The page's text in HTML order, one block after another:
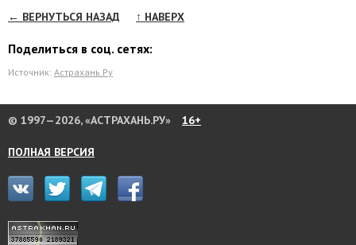
← ВЕРНУТЬСЯ НАЗАД ↑ НАВЕРХ
Поделиться в соц. сетях:
Источник: Астрахань.Ру
© 1997—2026, «АСТРАХАНЬ.РУ» 16+
ПОЛНАЯ ВЕРСИЯ